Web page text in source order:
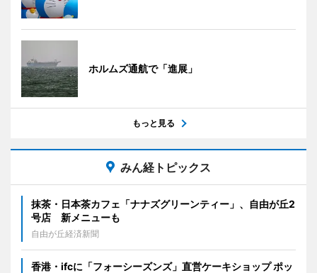
ホルムズ通航で「進展」
もっと見る
みん経トピックス
抹茶・日本茶カフェ「ナナズグリーンティー」、自由が丘2
号店 新メニューも
自由が丘経済新聞
香港・ifcに「フォーシーズンズ」直営ケーキショップ ポッ